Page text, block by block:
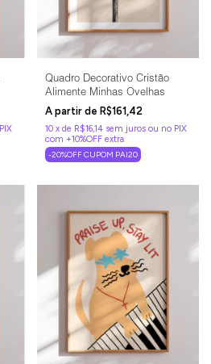
Quadro Decorativo Cristão
Alimente Minhas Ovelhas
R$161,42
10 x de R$16,14 sem juros
-20%OFF CUPOM PAI20